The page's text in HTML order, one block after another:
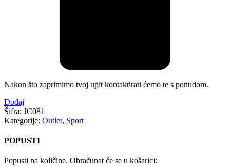
Nakon što zaprimimo tvoj upit kontaktirati ćemo te s ponudom.
Dodaj
Šifra: JC081
Kategorije: Outlet, Sport
POPUSTI
Popusti na količine. Obračunat će se u košarici: